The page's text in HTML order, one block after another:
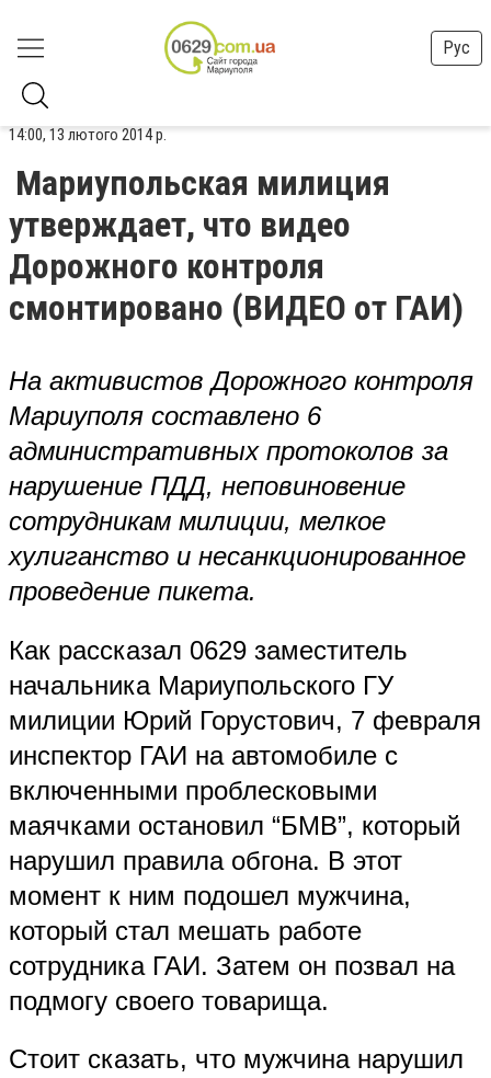
Рус
14:00, 13 лютого 2014 р.
Мариупольская милиция
утверждает, что видео
Дорожного контроля
смонтировано (ВИДЕО от ГАИ)
На активистов Дорожного контроля
Мариуполя составлено 6
административных протоколов за
нарушение ПДД, неповиновение
сотрудникам милиции, мелкое
хулиганство и несанкционированное
проведение пикета.
Как рассказал 0629 заместитель
начальника Мариупольского ГУ
милиции Юрий Горустович, 7 февраля
инспектор ГАИ на автомобиле с
включенными проблесковыми
маячками остановил “БМВ”, который
нарушил правила обгона. В этот
момент к ним подошел мужчина,
который стал мешать работе
сотрудника ГАИ. Затем он позвал на
подмогу своего товарища.
Стоит сказать, что мужчина нарушил